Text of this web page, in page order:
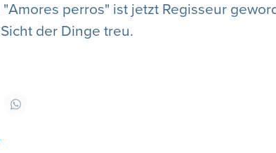
perros" ist jetzt Regisseur
der Dinge treu.